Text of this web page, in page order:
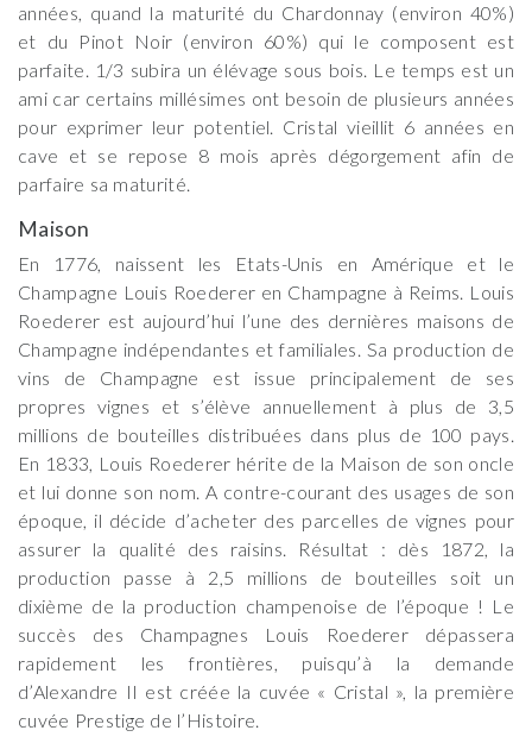
années, quand la maturité du Chardonnay (environ 40%)
et du Pinot Noir (environ 60%) qui le composent est
parfaite. 1/3 subira un élévage sous bois. Le temps est un
ami car certains millésimes ont besoin de plusieurs années
pour exprimer leur potentiel. Cristal vieillit 6 années en
cave et se repose 8 mois après dégorgement afin de
parfaire sa maturité.
Maison
En 1776, naissent les Etats-Unis en Amérique et le
Champagne Louis Roederer en Champagne à Reims. Louis
Roederer est aujourd’hui l’une des dernières maisons de
Champagne indépendantes et familiales. Sa production de
vins de Champagne est issue principalement de ses
propres vignes et s’élève annuellement à plus de 3,5
millions de bouteilles distribuées dans plus de 100 pays.
En 1833, Louis Roederer hérite de la Maison de son oncle
et lui donne son nom. A contre-courant des usages de son
époque, il décide d’acheter des parcelles de vignes pour
assurer la qualité des raisins. Résultat : dès 1872, la
production passe à 2,5 millions de bouteilles soit un
dixième de la production champenoise de l’époque ! Le
succès des Champagnes Louis Roederer dépassera
rapidement les frontières, puisqu’à la demande
d’Alexandre II est créée la cuvée « Cristal », la première
cuvée Prestige de l’Histoire.